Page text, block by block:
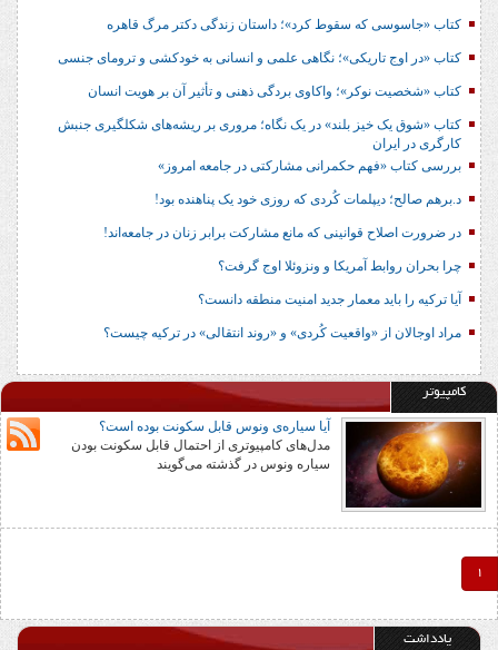
کتاب «جاسوسی که سقوط کرد»؛ داستان زندگی دکتر مرگ قاهره
کتاب «در اوج تاریکی»؛ نگاهی علمی و انسانی به خودکشی و ترومای جنسی
کتاب «شخصیت نوکر»؛ واکاوی بردگی ذهنی و تأثیر آن بر هویت انسان
کتاب «شوق یک خیز بلند» در یک نگاه؛ مروری بر ریشه‌های شکل‎گیری جنبش
کارگری در ایران
بررسی کتاب «فهم حکمرانی مشارکتی در جامعه امروز»
د.برهم صالح؛ دیپلمات کُردی که روزی خود یک پناهنده بود!
در ضرورت اصلاح قوانینی که مانع مشارکت برابر زنان در جامعه‌اند!
چرا بحران روابط آمریکا و ونزوئلا اوج گرفت؟
آیا ترکیه را باید معمار جدید امنیت منطقه دانست؟
مراد اوجالان از «واقعیت کُردی» و «روند انتقالی» در ترکیه چیست؟
کامپیوتر
آیا سیاره‌ی ونوس قابل سکونت بوده است؟
مدل‌های کامپیوتری از احتمال قابل سکونت بودن
سیاره ونوس در گذشته می‌گویند
1
یادداشت